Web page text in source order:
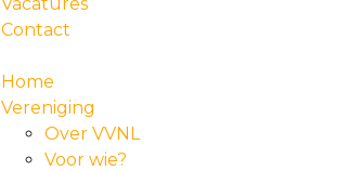
Contact
Home
Vereniging
Over VVNL
Voor wie?